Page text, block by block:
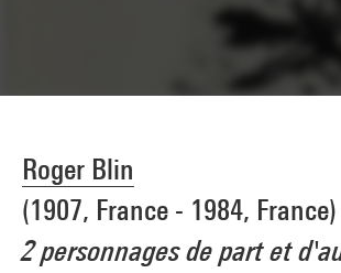
Roger Blin
(1907, France - 1984, France)
2 personnages de part et